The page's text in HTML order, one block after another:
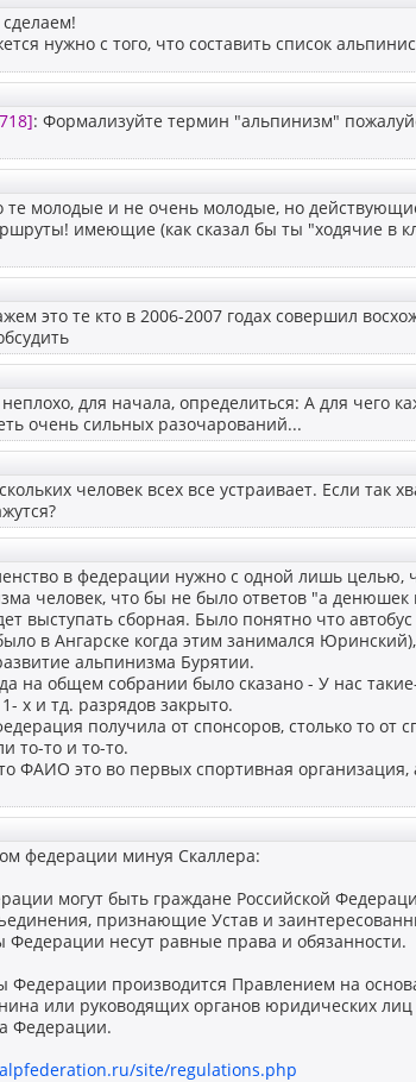
нужно с того, что составить список
: Формализуйте термин "альпинизм"
те молодые и не очень молодые, но
имеющие (как сказал бы ты "ходячие в
это те кто в 2006-2007 годах совершил
для начала, определиться: А для чего
очень сильных разочарований...
человек всех все устраивает. Если так
в федерации нужно с одной лишь целью,
человек, что бы не было ответов "а
выступать сборная. Было понятно что
в Ангарске когда этим занимался
альпинизма Бурятии.
на общем собрании было сказано - У нас
1- х и тд. разрядов закрыто.
получила от спонсоров, столько то от
то-то и то-то.
ФАИО это во первых спортивная
федерации минуя Скаллера:
могут быть граждане Российской
признающие Устав и
несут равные права и обязанности.
Федерации производится Правлением на
или руководящих органов юридических
Федерации.
site/regulations.php